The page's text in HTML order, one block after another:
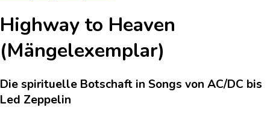
Highway to Heaven
(Mängelexemplar)
Die spirituelle Botschaft in Songs von AC/DC bis
Led Zeppelin